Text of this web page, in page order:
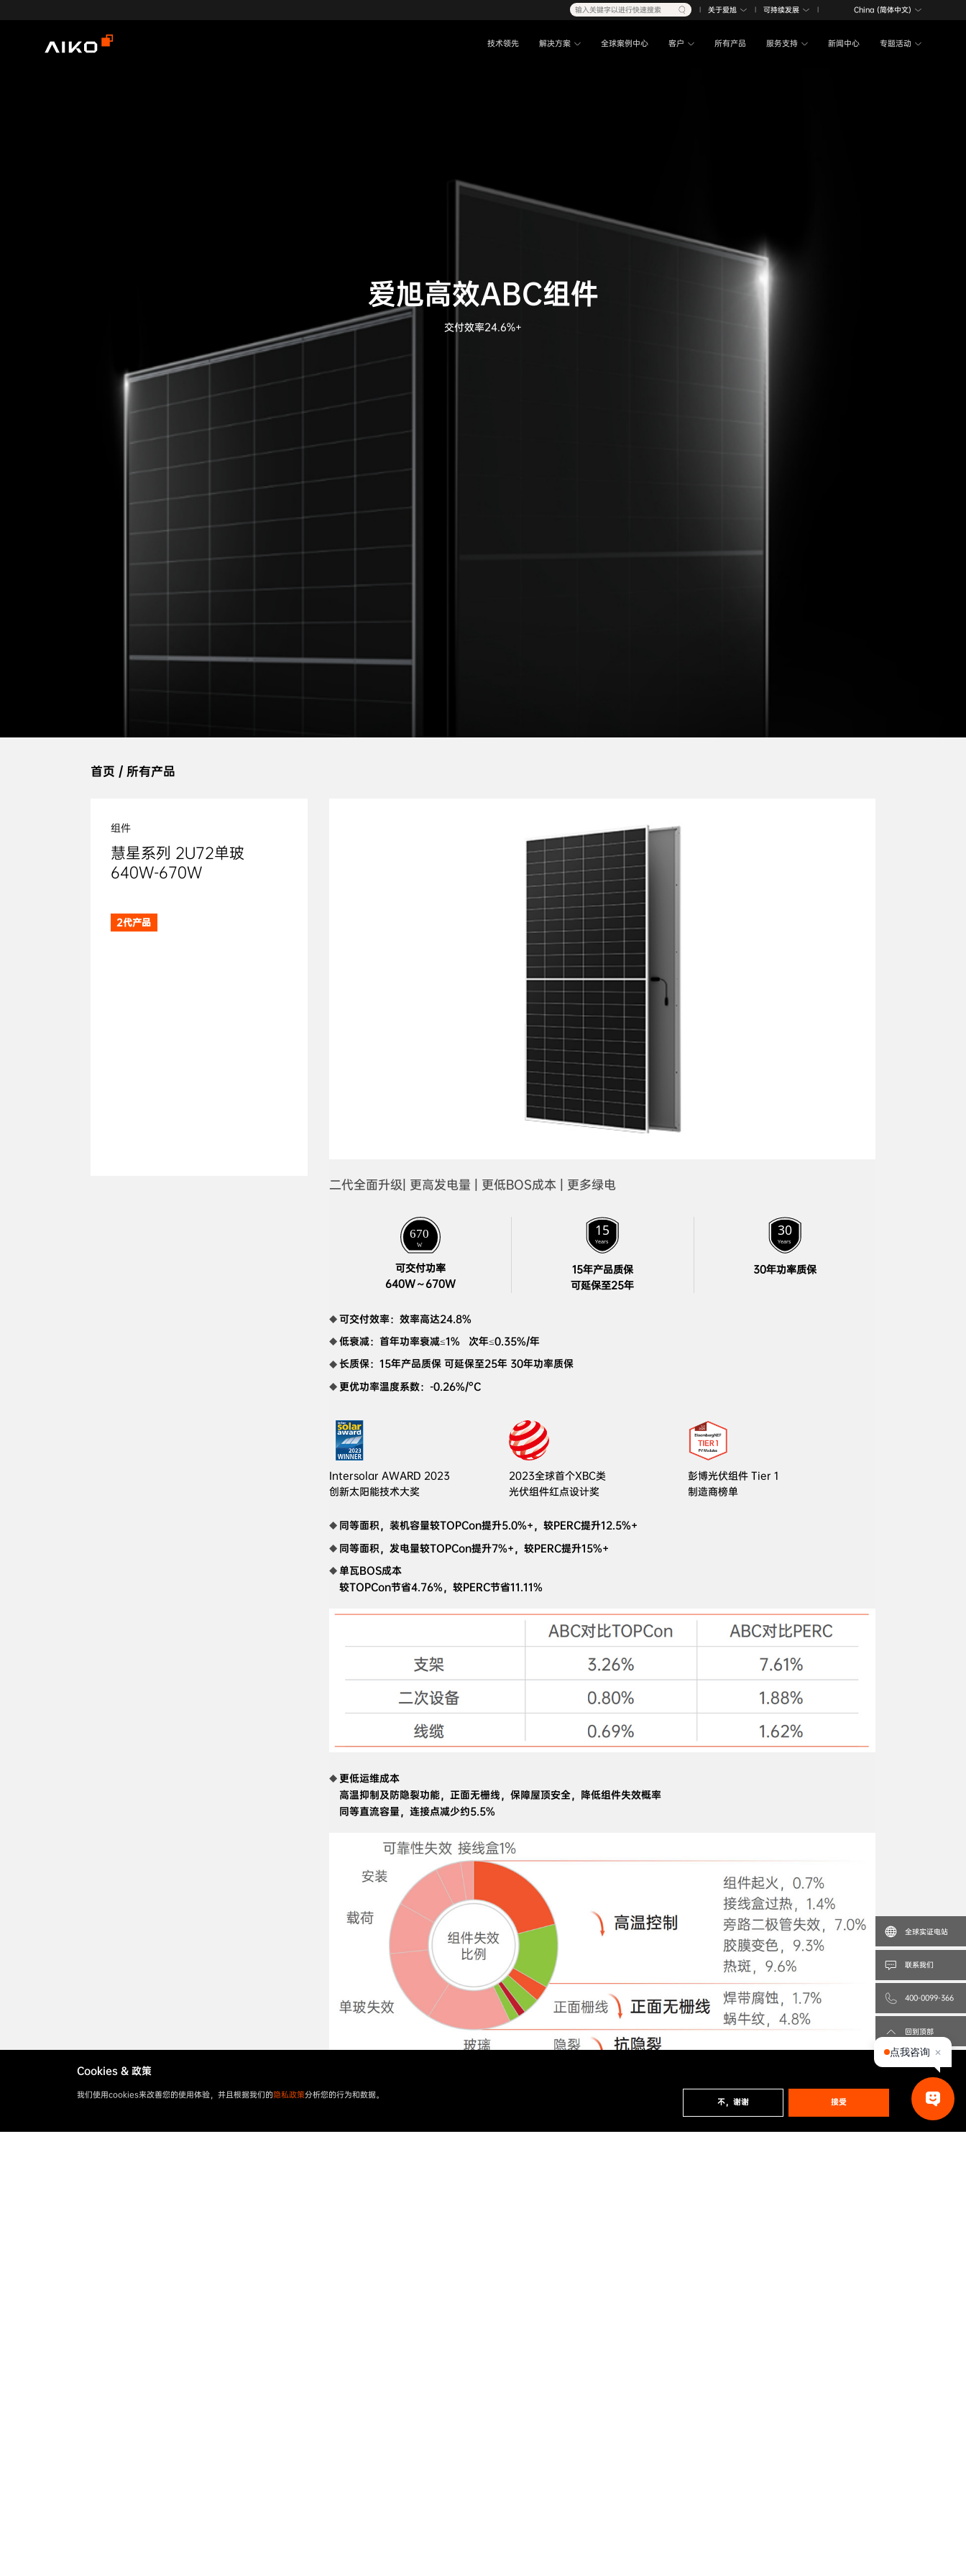
技术领先 解决方案 全球案例中心 客户 所有产品 服务支持 新闻中心 专题活动
输入关键字以进行快速搜索 | 关于爱旭 | 可持续发展 | China (简体中文)
爱旭高效ABC组件
交付效率24.6%+
首页 / 所有产品
组件
慧星系列 2U72单玻
640W-670W
2代产品
二代全面升级| 更高发电量 | 更低BOS成本 | 更多绿电
可交付功率
640W～670W
15年产品质保
可延保至25年
30年功率质保
可交付效率：效率高达24.8%
低衰减：首年功率衰减≤1%   次年≤0.35%/年
长质保：15年产品质保 可延保至25年 30年功率质保
更优功率温度系数：-0.26%/°C
Intersolar AWARD 2023
创新太阳能技术大奖
2023全球首个XBC类
光伏组件红点设计奖
彭博光伏组件 Tier 1
制造商榜单
同等面积，装机容量较TOPCon提升5.0%+，较PERC提升12.5%+
同等面积，发电量较TOPCon提升7%+，较PERC提升15%+
单瓦BOS成本
较TOPCon节省4.76%，较PERC节省11.11%
更低运维成本
高温抑制及防隐裂功能，正面无栅线，保障屋顶安全，降低组件失效概率
同等直流容量，连接点减少约5.5%
慧星2U单玻 640W-670W AIKO-G-MCH72Mw
Cookies & 政策
我们使用cookies来改善您的使用体验，并且根据我们的隐私政策分析您的行为和数据。
不，谢谢 接受
全球实证电站
联系我们
400-0099-366
回到顶部
点我咨询 ✕